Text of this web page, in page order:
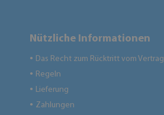
Nützliche Informationen
● Das Recht zum Rücktritt vom Vertrag
● Regeln
● Lieferung
● Zahlungen